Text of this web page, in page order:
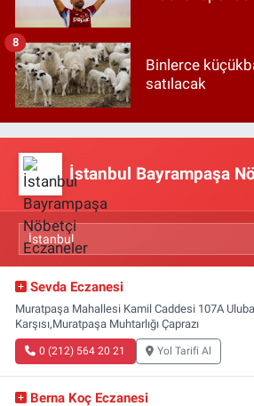
Binlerce
satılacak
8
İstanbul Bayrampaşa
Sevda Eczanesi
Muratpaşa Mahallesi Kamil Caddesi 107A
Karşısı,Muratpaşa Muhtarlığı Çaprazı
0 (212) 564 20 21 Yol Tarifi Al
Berna Koç Eczanesi